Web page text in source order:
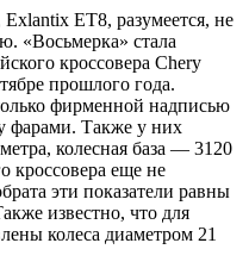
ET8, разумеется, не
«Восьмерка» стала
кроссовера Chery
прошлого года.
фирменной надписью
фарами. Также у них
колесная база — 3120
кроссовера еще не
эти показатели равны
известно, что для
колеса диаметром 21